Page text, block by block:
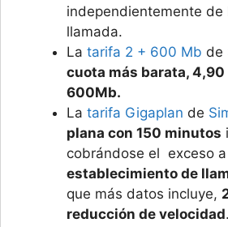
independientemente de
llamada.
La tarifa 2 + 600 Mb de
cuota más barata, 4,90
600Mb.
La tarifa Gigaplan de
plana con 150 minutos
cobrándose el exceso a
establecimiento de
que más datos incluye,
reducción de velocidad.